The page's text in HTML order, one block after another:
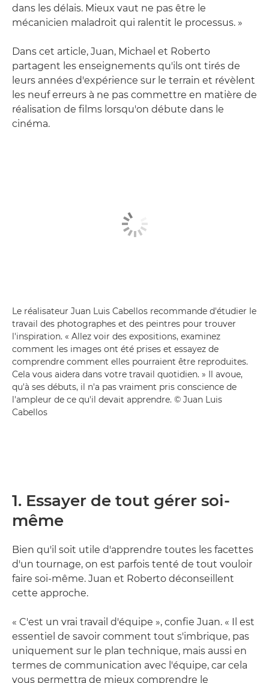
dans les délais. Mieux vaut ne pas être le
mécanicien maladroit qui ralentit le processus. »
Dans cet article, Juan, Michael et Roberto
partagent les enseignements qu'ils ont tirés de
leurs années d'expérience sur le terrain et révèlent
les neuf erreurs à ne pas commettre en matière de
réalisation de films lorsqu'on débute dans le
cinéma.
Le réalisateur Juan Luis Cabellos recommande d'étudier le
travail des photographes et des peintres pour trouver
l'inspiration. « Allez voir des expositions, examinez
comment les images ont été prises et essayez de
comprendre comment elles pourraient être reproduites.
Cela vous aidera dans votre travail quotidien. » Il avoue,
qu'à ses débuts, il n'a pas vraiment pris conscience de
l'ampleur de ce qu'il devait apprendre. © Juan Luis
Cabellos
1. Essayer de tout gérer soi-
même
Bien qu'il soit utile d'apprendre toutes les facettes
d'un tournage, on est parfois tenté de tout vouloir
faire soi-même. Juan et Roberto déconseillent
cette approche.
« C'est un vrai travail d'équipe », confie Juan. « Il est
essentiel de savoir comment tout s'imbrique, pas
uniquement sur le plan technique, mais aussi en
termes de communication avec l'équipe, car cela
vous permettra de mieux comprendre le